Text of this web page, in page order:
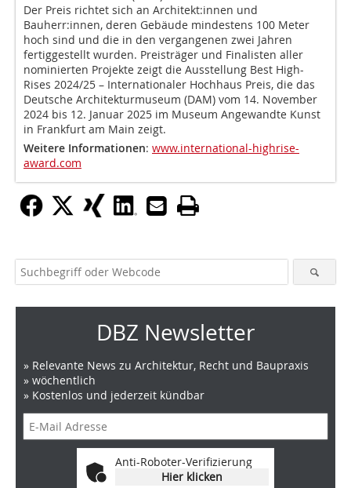
Der Preis richtet sich an Architekt:innen und
Bauherr:innen, deren Gebäude mindestens 100 Meter
hoch sind und die in den vergangenen zwei Jahren
fertiggestellt wurden. Preisträger und Finalisten aller
nominierten Projekte zeigt die Ausstellung Best High-
Rises 2024/25 – Internationaler Hochhaus Preis, die das
Deutsche Architekturmuseum (DAM) vom 14. November
2024 bis 12. Januar 2025 im Museum Angewandte Kunst
in Frankfurt am Main zeigt.
Weitere Informationen: www.international-highrise-
award.com
DBZ Newsletter
» Relevante News zu Architektur, Recht und Baupraxis
» wöchentlich
» Kostenlos und jederzeit kündbar
Anti-Roboter-Verifizierung
Hier klicken